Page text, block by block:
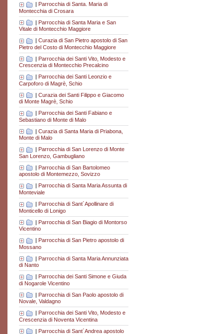
| Parrocchia di Santa. Maria di
Montecchia di Crosara
| Parrocchia di Santa Maria e San
Vitale di Montecchio Maggiore
| Curazia di San Pietro apostolo di San
Pietro del Costo di Montecchio Maggiore
| Parrocchia dei Santi Vito, Modesto e
Crescenzia di Montecchio Precalcino
| Parrocchia dei Santi Leonzio e
Carpoforo di Magrè, Schio
| Curazia dei Santi Filippo e Giacomo
di Monte Magrè, Schio
Parrocchia dei Santi Fabiano e
Sebastiano di Monte di Malo
| Curazia di Santa Maria di Priabona,
Monte di Malo
Parrocchia di San Lorenzo di Monte
San Lorenzo, Gambugliano
| Parrocchia di San Bartolomeo
apostolo di Montemezzo, Sovizzo
Parrocchia di Santa Maria Assunta di
Monteviale
| Parrocchia di Sant´Apollinare di
Monticello di Lonigo
| Parrocchia di San Biagio di Montorso
Vicentino
| Parrocchia di San Pietro apostolo di
Mossano
| Parrocchia di Santa Maria Annunziata
di Nanto
| Parrocchia dei Santi Simone e Giuda
di Nogarole Vicentino
| Parrocchia di San Paolo apostolo di
Novale, Valdagno
Parrocchia dei Santi Vito, Modesto e
Crescenzia di Noventa Vicentina
| Parrocchia di Sant´Andrea apostolo